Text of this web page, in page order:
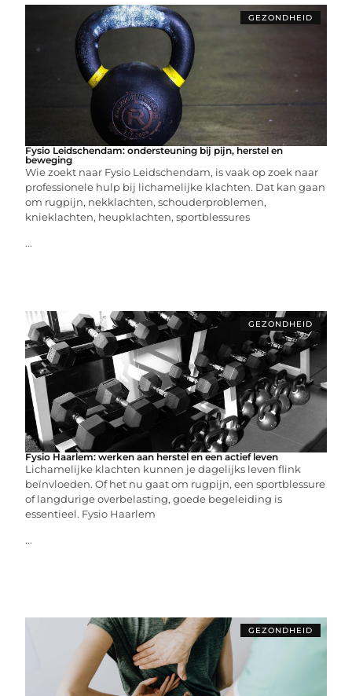
GEZONDHEID
Fysio Leidschendam: ondersteuning bij pijn, herstel en
beweging
Wie zoekt naar Fysio Leidschendam, is vaak op zoek naar
professionele hulp bij lichamelijke klachten. Dat kan gaan
om rugpijn, nekklachten, schouderproblemen,
knieklachten, heupklachten, sportblessures
...
GEZONDHEID
Fysio Haarlem: werken aan herstel en een actief leven
Lichamelijke klachten kunnen je dagelijks leven flink
beïnvloeden. Of het nu gaat om rugpijn, een sportblessure
of langdurige overbelasting, goede begeleiding is
essentieel. Fysio Haarlem
...
GEZONDHEID